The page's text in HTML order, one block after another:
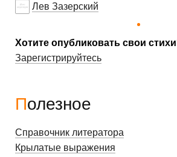
Лев Зазерский
Хотите опубликовать свои
Зарегистрируйтесь
Полезное
Справочник литератора
Крылатые выражения